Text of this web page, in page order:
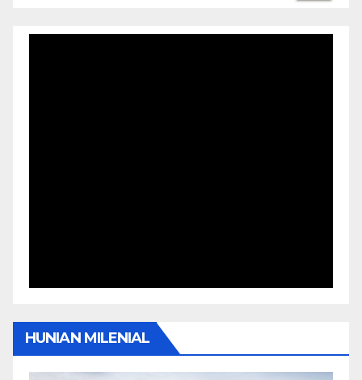
HUNIAN MILENIAL